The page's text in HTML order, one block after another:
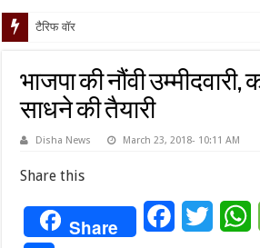
टैरिफ वॉर पर पिघली बर्फ, ट
भाजपा की नौंवी उम्मीदवारी,
साधने की तैयारी
Disha News March 23, 2018- 10:11 AM
Share this
Share Facebook